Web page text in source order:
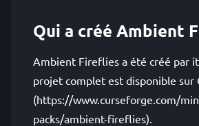
Qui a créé Ambient
Ambient Fireflies a été créé par
projet complet est disponible sur
(https://www.curseforge.com/
packs/ambient-fireflies).